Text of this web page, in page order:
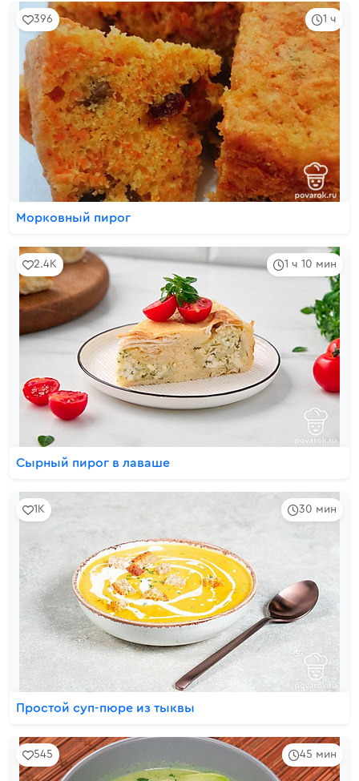
1 ч
396
Морковный пирог
1 ч 10 мин
2.4K
Сырный пирог в лаваше
30 мин
1K
Простой суп-пюре из тыквы
45 мин
545